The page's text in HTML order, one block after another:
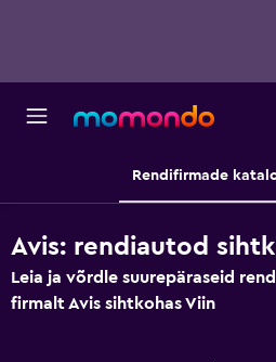
Rendifirmade
Avis: rendiautod
Leia ja võrdle suurepäraseid
firmalt Avis sihtkohas Viin